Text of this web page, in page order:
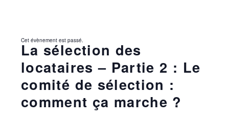
Cet évènement est passé.
La sélection des
locataires – Partie 2 : Le
comité de sélection :
comment ça marche ?